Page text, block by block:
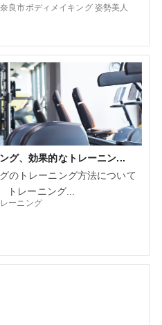
奈良市ボディメイキング 姿勢美人
グ、効果的なトレーニン...
のトレーニング方法について
トレーニング...
ーニング